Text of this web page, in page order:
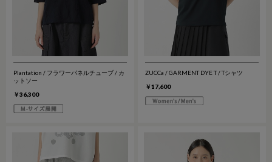
Plantation / フラワーパネルチューブ / カ
ットソー
￥36,300
ZUCCa / GARMENT DYE T / Tシャツ
￥17,600